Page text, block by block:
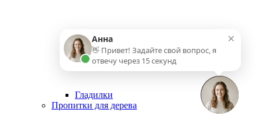
Гладилки
Пропитки для дерева
×
Анна
👋 Привет! Задайте свой вопрос, я
отвечу через 15 секунд